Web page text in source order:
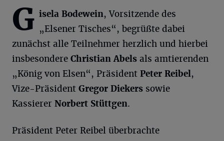
G isela Bodewein, Vorsitzende des
„Elsener Tisches“, begrüßte dabei
zunächst alle Teilnehmer herzlich und hierbei
insbesondere Christian Abels als amtierenden
„König von Elsen“, Präsident Peter Reibel,
Vize-Präsident Gregor Diekers sowie
Kassierer Norbert Stüttgen.
Präsident Peter Reibel überbrachte